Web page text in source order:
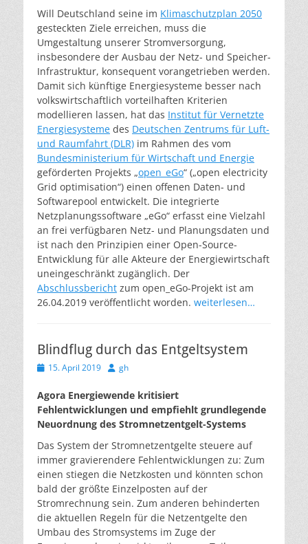
Will Deutschland seine im Klimaschutzplan 2050
gesteckten Ziele erreichen, muss die
Umgestaltung unserer Stromversorgung,
insbesondere der Ausbau der Netz- und Speicher-
Infrastruktur, konsequent vorangetrieben werden.
Damit sich künftige Energiesysteme besser nach
volkswirtschaftlich vorteilhaften Kriterien
modellieren lassen, hat das Institut für Vernetzte
Energiesysteme des Deutschen Zentrums für Luft-
und Raumfahrt (DLR) im Rahmen des vom
Bundesministerium für Wirtschaft und Energie
geförderten Projekts „open_eGo“ („open electricity
Grid optimisation“) einen offenen Daten- und
Softwarepool entwickelt. Die integrierte
Netzplanungssoftware „eGo“ erfasst eine Vielzahl
an frei verfügbaren Netz- und Planungsdaten und
ist nach den Prinzipien einer Open-Source-
Entwicklung für alle Akteure der Energiewirtschaft
uneingeschränkt zugänglich. Der
Abschlussbericht zum open_eGo-Projekt ist am
26.04.2019 veröffentlicht worden. weiterlesen…
Blindflug durch das Entgeltsystem
Veröffentlicht
15. April 2019 Autor
gh
Agora Energiewende kritisiert
Fehlentwicklungen und empfiehlt grundlegende
Neuordnung des Stromnetzentgelt-Systems
Das System der Stromnetzentgelte steuere auf
immer gravierendere Fehlentwicklungen zu: Zum
einen stiegen die Netzkosten und könnten schon
bald der größte Einzelposten auf der
Stromrechnung sein. Zum anderen behinderten
die aktuellen Regeln für die Netzentgelte den
Umbau des Stromsystems im Zuge der